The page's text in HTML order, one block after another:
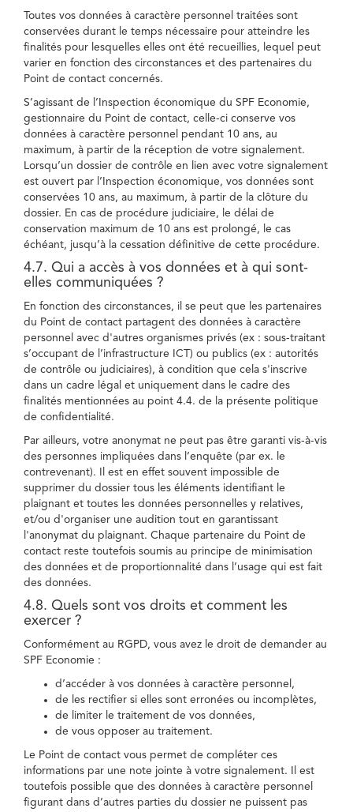
Toutes vos données à caractère personnel traitées sont
conservées durant le temps nécessaire pour atteindre les
finalités pour lesquelles elles ont été recueillies, lequel peut
varier en fonction des circonstances et des partenaires du
Point de contact concernés.
S’agissant de l’Inspection économique du SPF Economie,
gestionnaire du Point de contact, celle-ci conserve vos
données à caractère personnel pendant 10 ans, au
maximum, à partir de la réception de votre signalement.
Lorsqu’un dossier de contrôle en lien avec votre signalement
est ouvert par l’Inspection économique, vos données sont
conservées 10 ans, au maximum, à partir de la clôture du
dossier. En cas de procédure judiciaire, le délai de
conservation maximum de 10 ans est prolongé, le cas
échéant, jusqu’à la cessation définitive de cette procédure.
4.7. Qui a accès à vos données et à qui sont-
elles communiquées ?
En fonction des circonstances, il se peut que les partenaires
du Point de contact partagent des données à caractère
personnel avec d'autres organismes privés (ex : sous-traitant
s’occupant de l’infrastructure ICT) ou publics (ex : autorités
de contrôle ou judiciaires), à condition que cela s'inscrive
dans un cadre légal et uniquement dans le cadre des
finalités mentionnées au point 4.4. de la présente politique
de confidentialité.
Par ailleurs, votre anonymat ne peut pas être garanti vis-à-vis
des personnes impliquées dans l’enquête (par ex. le
contrevenant). Il est en effet souvent impossible de
supprimer du dossier tous les éléments identifiant le
plaignant et toutes les données personnelles y relatives,
et/ou d'organiser une audition tout en garantissant
l'anonymat du plaignant. Chaque partenaire du Point de
contact reste toutefois soumis au principe de minimisation
des données et de proportionnalité dans l’usage qui est fait
des données.
4.8. Quels sont vos droits et comment les
exercer ?
Conformément au RGPD, vous avez le droit de demander au
SPF Economie :
d’accéder à vos données à caractère personnel,
de les rectifier si elles sont erronées ou incomplètes,
de limiter le traitement de vos données,
de vous opposer au traitement.
Le Point de contact vous permet de compléter ces
informations par une note jointe à votre signalement. Il est
toutefois possible que des données à caractère personnel
figurant dans d’autres parties du dossier ne puissent pas